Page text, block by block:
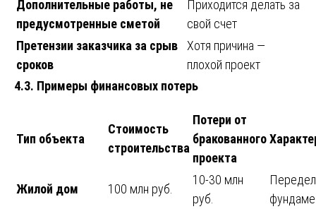
Дополнительные работы, не
предусмотренные сметой
Приходится делать за
свой счет
Претензии заказчика за срыв
сроков
Хотя причина —
плохой проект
4.3. Примеры финансовых потерь
Тип объекта
Стоимость
строительства
Потери от
бракованного
проекта
Жилой дом 100 млн руб.
10-30 млн
руб.